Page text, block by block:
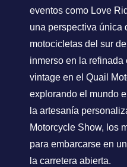
eventos como Love
una perspectiva única
motocicletas del sur
inmerso en la
vintage en el Quail
explorando el mundo
la artesanía
Motorcycle Show, los
para embarcarse en
la carretera abierta.